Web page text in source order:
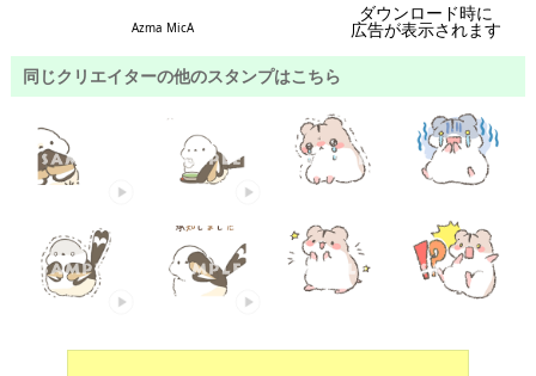
Azma MicA
ダウンロード時に
広告が表示されます
同じクリエイターの他のスタンプはこちら